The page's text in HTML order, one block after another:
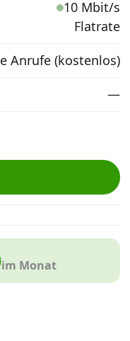
oder
10 Mbit/s
Flatrate
Anrufe (kostenlos)
—
im Monat